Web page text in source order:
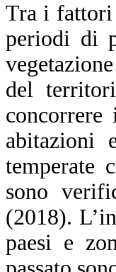
Tra i fattori
periodi di
del
abitazioni
temperate
sono
(2018).
paesi e